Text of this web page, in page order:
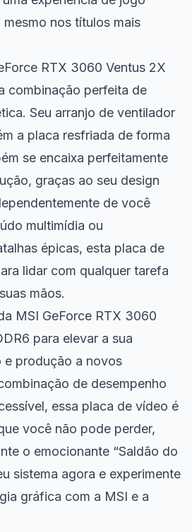
nos títulos mais
RTX 3060 Ventus 2X
combinação perfeita de
Seu arranjo de ventilador
a placa resfriada de forma
se encaixa perfeitamente
graças ao seu design
de você
multimídia ou
épicas, esta placa de
lidar com qualquer tarefa
mãos.
MSI GeForce RTX 3060
para elevar a sua
e produção a novos
de desempenho
essa placa de vídeo é
você não pode perder,
o emocionante “Saldão do
sistema agora e experimente
gráfica com a MSI e a